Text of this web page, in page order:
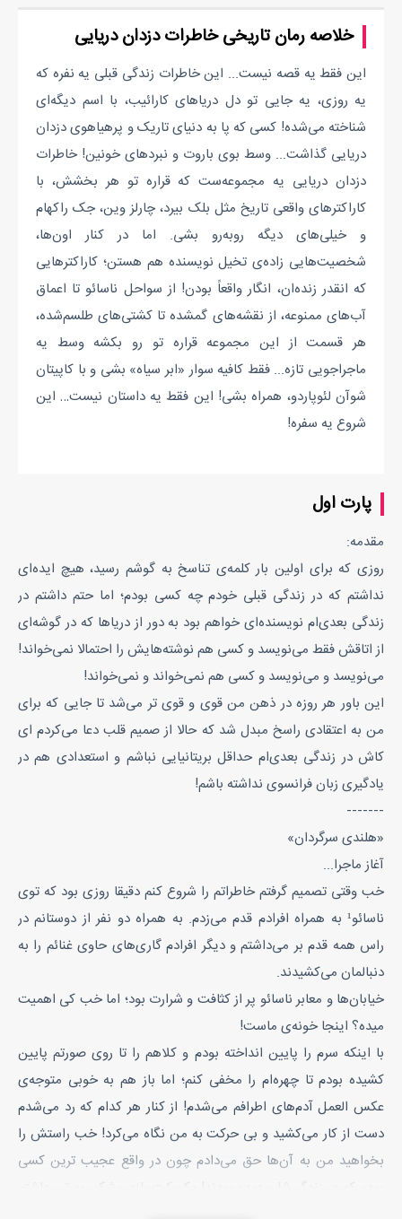
خلاصه رمان تاریخی خاطرات دزدان دریایی
این فقط یه قصه نیست... این خاطرات زندگی قبلی یه نفره که
یه روزی، یه جایی تو دل دریاهای کارائیب، با اسم دیگه‌ای
شناخته می‌شده! کسی که پا به دنیای تاریک و پرهیاهوی دزدان
دریایی گذاشت... وسط بوی باروت و نبردهای خونین! خاطرات
دزدان دریایی یه مجموعه‌ست که قراره تو هر بخشش، با
کاراکترهای واقعی تاریخ مثل بلک بیرد، چارلز وین، جک راکهام
و خیلی‌های دیگه روبه‌رو بشی. اما در کنار اون‌ها،
شخصیت‌هایی زاده‌ی تخیل نویسنده هم هستن؛ کاراکترهایی
که انقدر زنده‌ان، انگار واقعاً بودن! از سواحل ناسائو تا اعماق
آب‌های ممنوعه، از نقشه‌های گمشده تا کشتی‌های طلسم‌شده،
هر قسمت از این مجموعه قراره تو رو بکشه وسط یه
ماجراجویی تازه... فقط کافیه سوار «ابر سیاه» بشی و با کاپیتان
شوآن لئوپاردو، همراه بشی! این فقط یه داستان نیست… این
شروع یه سفره!
پارت اول
مقدمه:
روزی که برای اولین بار کلمه‌ی تناسخ به گوشم رسید، هیچ ایده‌ای
نداشتم که در زندگی قبلی خودم چه کسی بودم؛ اما حتم داشتم در
زندگی بعدی‌ام نویسنده‌ای خواهم بود به دور از دریاها که در گوشه‌ای
از اتاقش فقط می‌نویسد و کسی هم نوشته‌هایش را احتمالا نمی‌خواند!
می‌نویسد و می‌نویسد و کسی هم نمی‌خواند و نمی‌خواند!
این باور هر روزه در ذهن من قوی و قوی تر می‌شد تا جایی که برای
من به اعتقادی راسخ مبدل شد که حالا از صمیم قلب دعا می‌کردم ای
کاش در زندگی بعدی‌ام حداقل بریتانیایی نباشم و استعدادی هم در
یادگیری زبان فرانسوی نداشته باشم!
-------
«هلندی سرگردان»
آغاز ماجرا...
خب وقتی تصمیم گرفتم خاطراتم را شروع کنم دقیقا روزی بود که توی
ناسائو¹ به همراه افرادم قدم می‌زدم. به همراه دو نفر از دوستانم در
راس همه قدم بر می‌داشتم و دیگر افرادم گاری‌های حاوی غنائم را به
دنبالمان می‌کشیدند.
خیابان‌ها و معابر ناسائو پر از کثافت و شرارت بود؛ اما خب کی اهمیت
میده؟ اینجا خونه‌ی ماست!
با اینکه سرم را پایین انداخته بودم و کلاهم را تا روی صورتم پایین
کشیده بودم تا چهره‌ام را مخفی کنم؛ اما باز هم به خوبی متوجه‌ی
عکس العمل آدم‌های اطرافم می‌شدم! از کنار هر کدام که رد می‌شدم
دست از کار می‌کشید و بی حرکت به من نگاه می‌کرد! خب راستش را
بخواهید من به آن‌ها حق می‌دادم چون در واقع عجیب ترین کسی
بودم که در زندگی‌شان دیده بودند! یک کت بلندِ مشکی به تن داشتم